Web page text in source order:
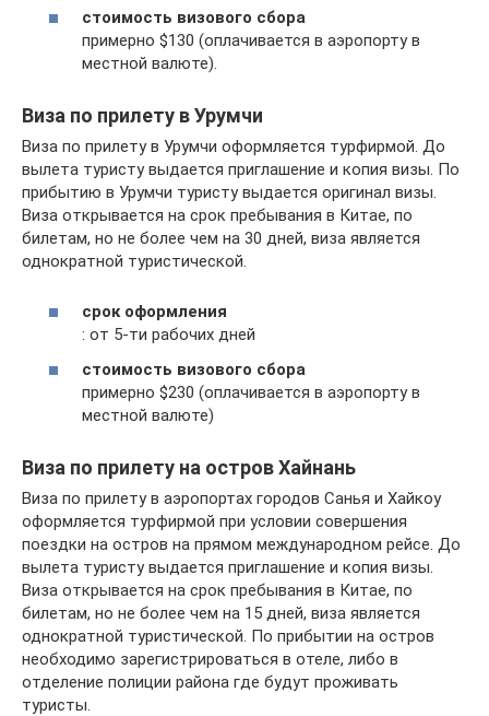
стоимость визового сбора
примерно $130 (оплачивается в аэропорту в
местной валюте).
Виза по прилету в Урумчи
Виза по прилету в Урумчи оформляется турфирмой. До
вылета туристу выдается приглашение и копия визы. По
прибытию в Урумчи туристу выдается оригинал визы.
Виза открывается на срок пребывания в Китае, по
билетам, но не более чем на 30 дней, виза является
однократной туристической.
срок оформления
: от 5-ти рабочих дней
стоимость визового сбора
примерно $230 (оплачивается в аэропорту в
местной валюте)
Виза по прилету на остров Хайнань
Виза по прилету в аэропортах городов Санья и Хайкоу
оформляется турфирмой при условии совершения
поездки на остров на прямом международном рейсе. До
вылета туристу выдается приглашение и копия визы.
Виза открывается на срок пребывания в Китае, по
билетам, но не более чем на 15 дней, виза является
однократной туристической. По прибытии на остров
необходимо зарегистрироваться в отеле, либо в
отделение полиции района где будут проживать
туристы.